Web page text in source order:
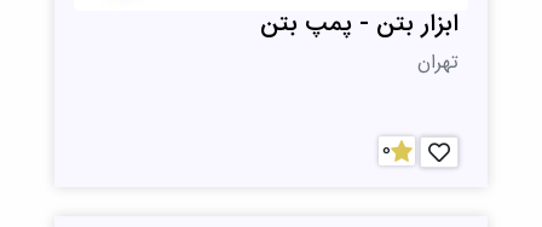
ابزار بتن - پمپ بتن
تهران
0